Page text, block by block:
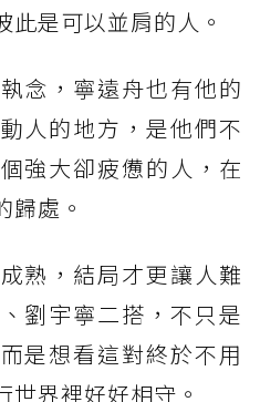
是可以並肩的人。
念，寧遠舟也有他的
人的地方，是他們不
強大卻疲憊的人，在
歸處。
熟，結局才更讓人難
劉宇寧二搭，不只是
是想看這對終於不用
界裡好好相守。